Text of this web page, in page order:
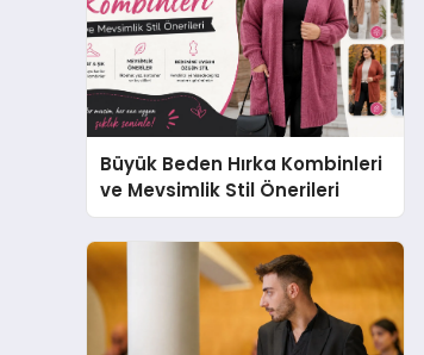
Büyük Beden Hırka Kombinleri
ve Mevsimlik Stil Önerileri